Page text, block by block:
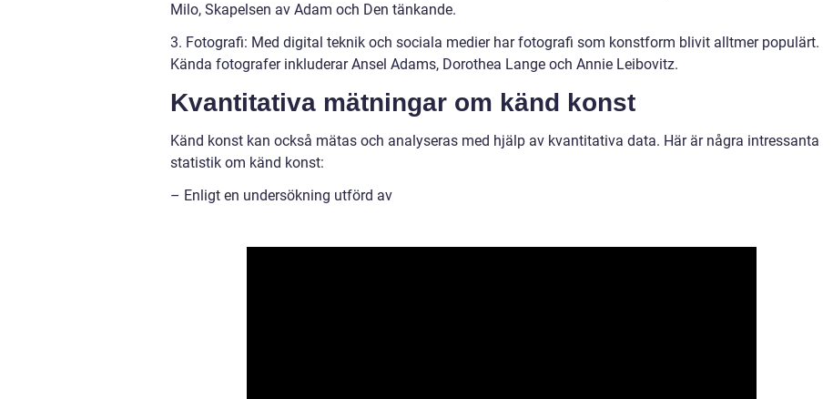
Milo, Skapelsen av Adam och Den tänkande.
3. Fotografi: Med digital teknik och sociala medier har fotografi som konstform blivit alltmer populärt.
Kända fotografer inkluderar Ansel Adams, Dorothea Lange och Annie Leibovitz.
Kvantitativa mätningar om känd konst
Känd konst kan också mätas och analyseras med hjälp av kvantitativa data. Här är några intressanta
statistik om känd konst:
– Enligt en undersökning utförd av